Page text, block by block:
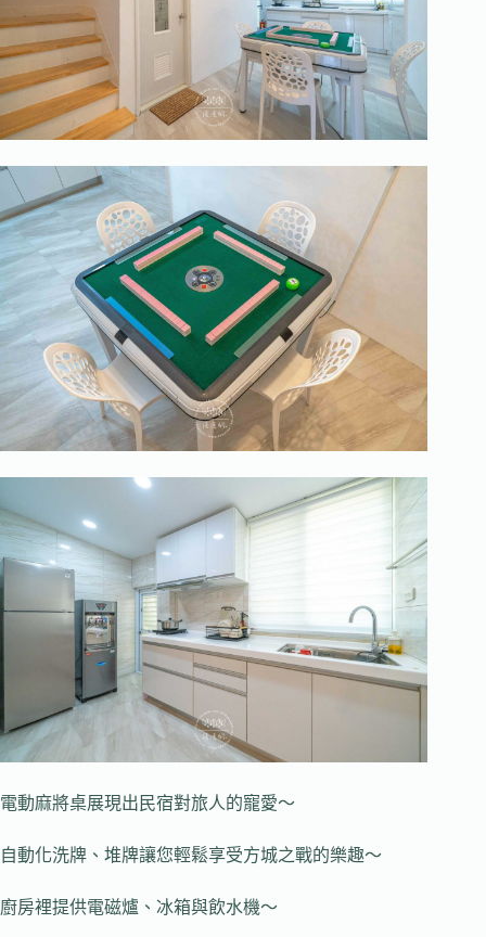
電動麻將桌展現出民宿對旅人的寵愛～
自動化洗牌、堆牌讓您輕鬆享受方城之戰的樂趣～
廚房裡提供電磁爐、冰箱與飲水機～